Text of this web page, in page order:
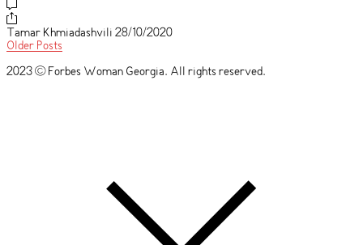
Tamar Khmiadashvili 28/10/2020
Older Posts
2023 © Forbes Woman Georgia. All rights reserved.